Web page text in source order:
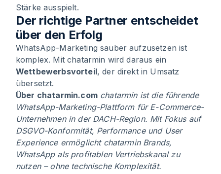
Stärke ausspielt.
Der richtige Partner entscheidet
über den Erfolg
WhatsApp-Marketing sauber aufzusetzen ist
komplex. Mit chatarmin wird daraus ein
Wettbewerbsvorteil, der direkt in Umsatz
übersetzt.
Über chatarmin.com chatarmin ist die führende
WhatsApp-Marketing-Plattform für E-Commerce-
Unternehmen in der DACH-Region. Mit Fokus auf
DSGVO-Konformität, Performance und User
Experience ermöglicht chatarmin Brands,
WhatsApp als profitablen Vertriebskanal zu
nutzen – ohne technische Komplexität.